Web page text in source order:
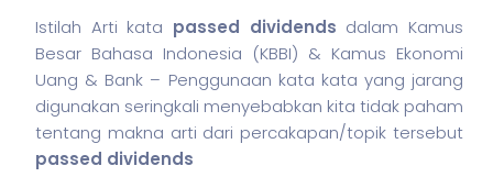
Istilah Arti kata passed dividends dalam Kamus
Besar Bahasa Indonesia (KBBI) & Kamus Ekonomi
Uang & Bank – Penggunaan kata kata yang jarang
digunakan seringkali menyebabkan kita tidak paham
tentang makna arti dari percakapan/topik tersebut
passed dividends